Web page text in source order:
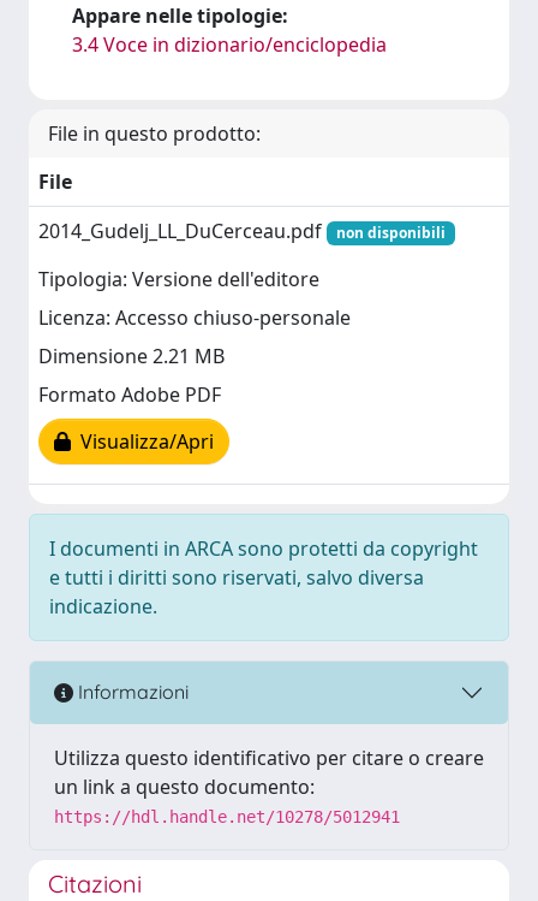
Appare nelle tipologie:
3.4 Voce in dizionario/enciclopedia
File in questo prodotto:
File
2014_Gudelj_LL_DuCerceau.pdf
non disponibili
Tipologia: Versione dell'editore
Licenza: Accesso chiuso-personale
Dimensione 2.21 MB
Formato Adobe PDF
Visualizza/Apri
I documenti in ARCA sono protetti da copyright
e tutti i diritti sono riservati, salvo diversa
indicazione.
Informazioni
Utilizza questo identificativo per citare o creare
un link a questo documento:
https://hdl.handle.net/10278/5012941
Citazioni